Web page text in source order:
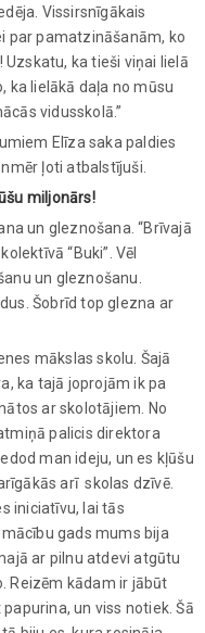
Vissirsnīgākais
par pamatzināšanām, ko
ka tieši viņai lielā
ka lielākā daļa no mūsu
vidusskolā.”
Elīza saka paldies
ļoti atbalstījuši.
miljonārs!
un gleznošana. “Brīvajā
“Buki”. Vēl
un gleznošanu.
Šobrīd top glezna ar
mākslas skolu. Šajā
ka tajā joprojām ik pa
ar skolotājiem. No
palicis direktora
man ideju, un es kļūšu
arī skolas dzīvē.
iniciatīvu, lai tās
gads mums bija
ar pilnu atdevi atgūtu
Reizēm kādam ir jābūt
un viss notiek. Šā